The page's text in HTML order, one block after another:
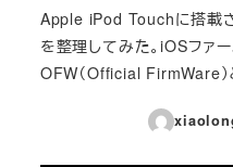
Apple iPod Touchに搭載
を整理してみた。iOSファ
OFW（Official FirmWare）